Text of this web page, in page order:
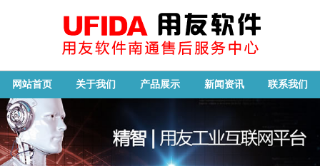
网站首页 关于我们 产品展示 新闻资讯 联系我们